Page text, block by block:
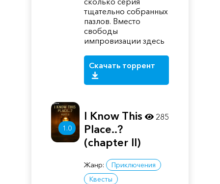
тщательно собранных
пазлов. Вместо
свободы
импровизации здесь
Скачать торрент
1.0
I Know This
Place..?
(chapter II)
Жанр:
Приключения
Квесты
285